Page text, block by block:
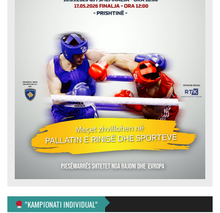
”KAMPIONATI INDIVIDUAL”